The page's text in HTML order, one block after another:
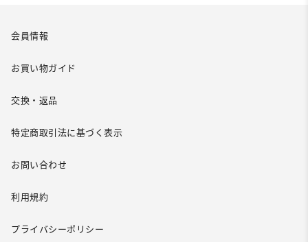
会員情報
お買い物ガイド
交換・返品
特定商取引法に基づく表示
お問い合わせ
利用規約
プライバシーポリシー